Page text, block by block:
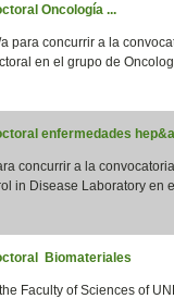
Oncología ...
para concurrir a la
en el grupo de
enfermedades
concurrir a la
in Disease Laboratory en
Biomateriales
Faculty of Sciences of